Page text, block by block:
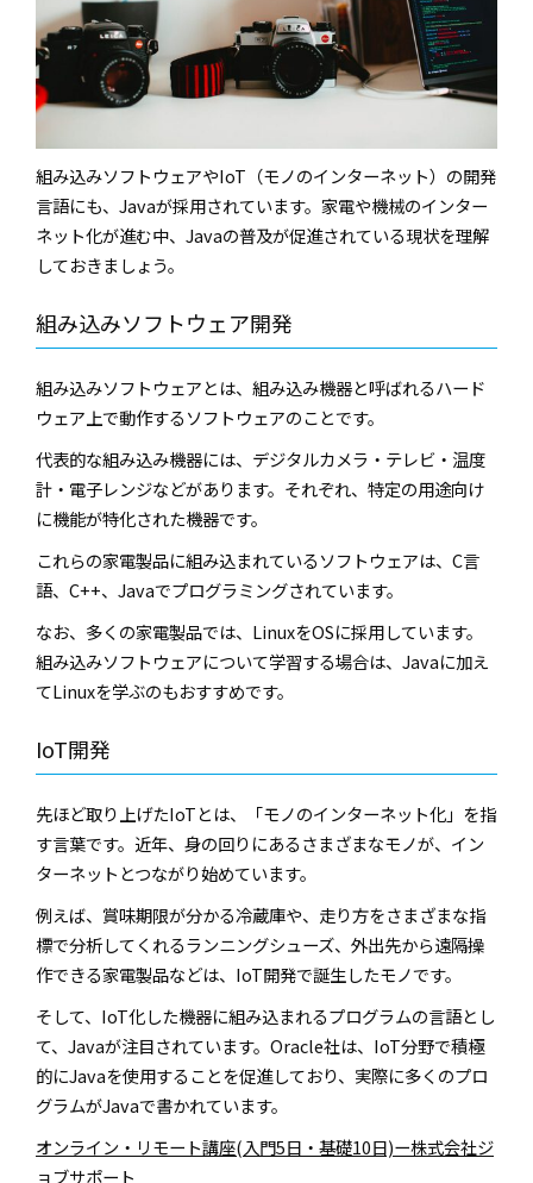
組み込みソフトウェアやIoT（モノのインターネット）の開発
言語にも、Javaが採用されています。家電や機械のインター
ネット化が進む中、Javaの普及が促進されている現状を理解
しておきましょう。
組み込みソフトウェア開発
組み込みソフトウェアとは、組み込み機器と呼ばれるハード
ウェア上で動作するソフトウェアのことです。
代表的な組み込み機器には、デジタルカメラ・テレビ・温度
計・電子レンジなどがあります。それぞれ、特定の用途向け
に機能が特化された機器です。
これらの家電製品に組み込まれているソフトウェアは、C言
語、C++、Javaでプログラミングされています。
なお、多くの家電製品では、LinuxをOSに採用しています。
組み込みソフトウェアについて学習する場合は、Javaに加え
てLinuxを学ぶのもおすすめです。
IoT開発
先ほど取り上げたIoTとは、「モノのインターネット化」を指
す言葉です。近年、身の回りにあるさまざまなモノが、イン
ターネットとつながり始めています。
例えば、賞味期限が分かる冷蔵庫や、走り方をさまざまな指
標で分析してくれるランニングシューズ、外出先から遠隔操
作できる家電製品などは、IoT開発で誕生したモノです。
そして、IoT化した機器に組み込まれるプログラムの言語とし
て、Javaが注目されています。Oracle社は、IoT分野で積極
的にJavaを使用することを促進しており、実際に多くのプロ
グラムがJavaで書かれています。
オンライン・リモート講座(入門5日・基礎10日)ー株式会社ジ
ョブサポート